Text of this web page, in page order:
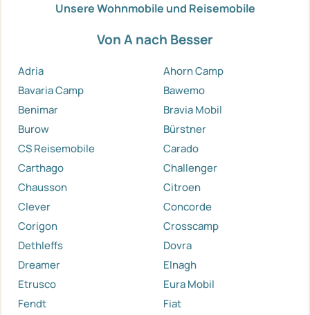
Unsere Wohnmobile und Reisemobile
Von A nach Besser
Adria
Ahorn Camp
Bavaria Camp
Bawemo
Benimar
Bravia Mobil
Burow
Bürstner
CS Reisemobile
Carado
Carthago
Challenger
Chausson
Citroen
Clever
Concorde
Corigon
Crosscamp
Dethleffs
Dovra
Dreamer
Elnagh
Etrusco
Eura Mobil
Fendt
Fiat